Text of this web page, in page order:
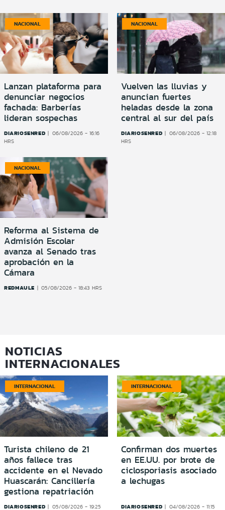
NACIONAL
Lanzan plataforma para
denunciar negocios
fachada: Barberías
lideran sospechas
DIARIOSENRED
06/08/2026 - 16:16
HRS
NACIONAL
Vuelven las lluvias y
anuncian fuertes
heladas desde la zona
central al sur del país
DIARIOSENRED
06/08/2026 - 12:18
HRS
NACIONAL
Reforma al Sistema de
Admisión Escolar
avanza al Senado tras
aprobación en la
Cámara
REDMAULE 05/08/2026 - 18:43 HRS
NOTICIAS
INTERNACIONALES
INTERNACIONAL
Turista chileno de 21
años fallece tras
accidente en el Nevado
Huascarán: Cancillería
gestiona repatriación
DIARIOSENRED 05/08/2026 - 19:25
INTERNACIONAL
Confirman dos muertes
en EE.UU. por brote de
ciclosporiasis asociado
a lechugas
DIARIOSENRED 04/08/2026 - 11:15